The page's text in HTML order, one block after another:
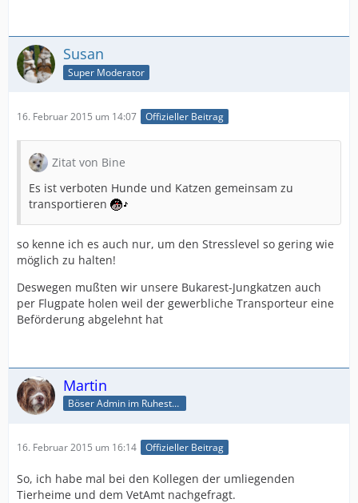
Susan
Super Moderator
16. Februar 2015 um 14:07 Offizieller Beitrag
Zitat von Bine
Es ist verboten Hunde und Katzen gemeinsam zu
transportieren
so kenne ich es auch nur, um den Stresslevel so gering wie
möglich zu halten!
Deswegen mußten wir unsere Bukarest-Jungkatzen auch
per Flugpate holen weil der gewerbliche Transporteur eine
Beförderung abgelehnt hat
Martin
Böser Admin im Ruhestand
16. Februar 2015 um 16:14 Offizieller Beitrag
So, ich habe mal bei den Kollegen der umliegenden
Tierheime und dem VetAmt nachgefragt.